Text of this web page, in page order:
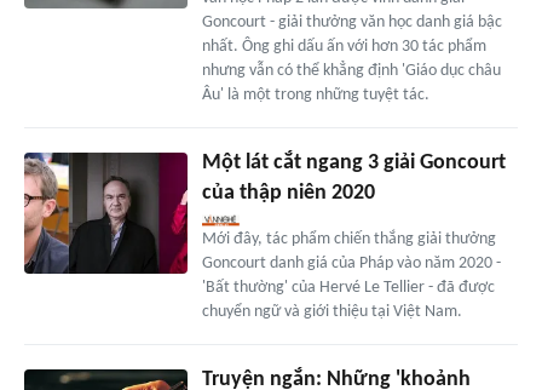
Goncourt - giải thưởng văn học danh giá bậc
nhất. Ông ghi dấu ấn với hơn 30 tác phẩm
nhưng vẫn có thể khẳng định 'Giáo dục châu
Âu' là một trong những tuyệt tác.
Một lát cắt ngang 3 giải Goncourt
của thập niên 2020
Mới đây, tác phẩm chiến thắng giải thưởng
Goncourt danh giá của Pháp vào năm 2020 -
'Bất thường' của Hervé Le Tellier - đã được
chuyển ngữ và giới thiệu tại Việt Nam.
Truyện ngắn: Những 'khoảnh